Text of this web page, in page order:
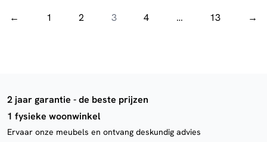
← 1 2 3 4 … 13 →
2 jaar garantie - de beste prijzen
1 fysieke woonwinkel
Ervaar onze meubels en ontvang deskundig advies